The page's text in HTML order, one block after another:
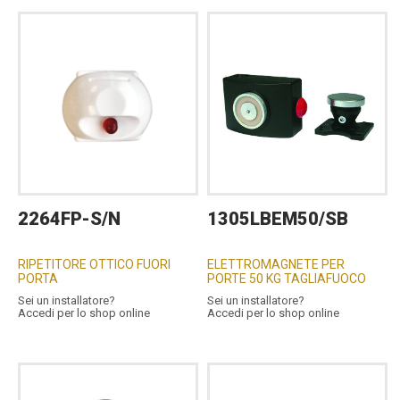
2264FP-S/N
RIPETITORE OTTICO FUORI
PORTA
Sei un installatore?
Accedi per lo shop online
1305LBEM50/SB
ELETTROMAGNETE PER
PORTE 50 KG TAGLIAFUOCO
Sei un installatore?
Accedi per lo shop online